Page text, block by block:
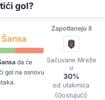
gol?
Zapotlanejo II
da će
gol na osnovu
Sačuvane Mreže
u
30%
od utakmica
(Gostujući)